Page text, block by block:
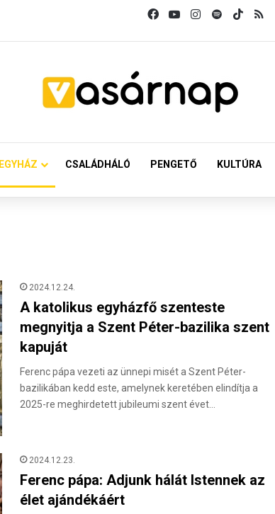
FacebookYouTubeInstagram
SpotifyTikTok
EGYHÁZ CSALÁDHÁLÓ PENGETŐ KULTÚRA
2024.12.24.
A katolikus egyházfő szenteste
megnyitja a Szent Péter-bazilika szent
kapuját
Ferenc pápa vezeti az ünnepi misét a Szent Péter-
bazilikában kedd este, amelynek keretében elindítja a
2025-re meghirdetett jubileumi szent évet…
2024.12.23.
Ferenc pápa: Adjunk hálát Istennek az
élet ajándékáért